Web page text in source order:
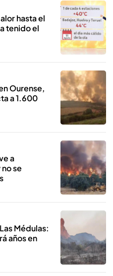
hasta el
tenido el
Ourense,
a 1.600
a
se
Médulas:
años en